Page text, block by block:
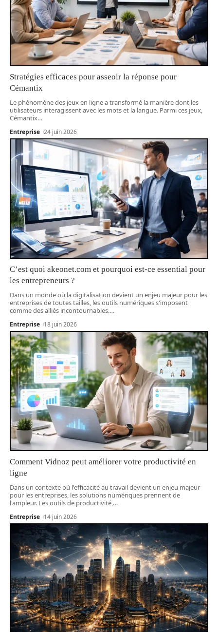
Stratégies efficaces pour asseoir la réponse pour
Cémantix
Le phénomène des jeux en ligne a transformé la manière dont les
utilisateurs interagissent avec les mots et la langue. Parmi ces jeux,
Cémantix…
Entreprise 24 juin 2026
C’est quoi akeonet.com et pourquoi est-ce essential pour
les entrepreneurs ?
Dans un monde où la digitalisation devient un enjeu majeur pour les
entreprises de toutes tailles, les outils numériques s'imposent
comme des alliés incontournables.…
Entreprise 18 juin 2026
Comment Vidnoz peut améliorer votre productivité en
ligne
Dans un contexte où l'efficacité au travail devient un enjeu majeur
pour les entreprises, les solutions numériques prennent de
l'ampleur. Les outils de productivité,…
Entreprise 14 juin 2026